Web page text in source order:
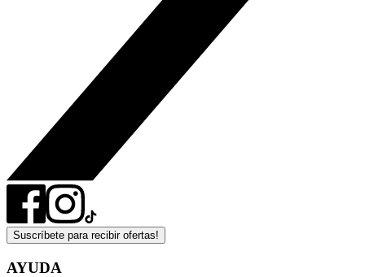
Suscríbete para recibir ofertas!
AYUDA